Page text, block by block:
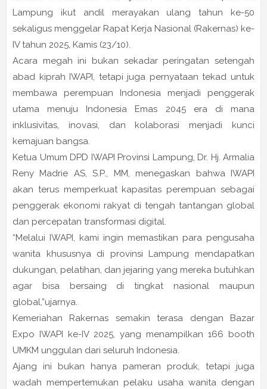
Lampung ikut andil merayakan ulang tahun ke-50
sekaligus menggelar Rapat Kerja Nasional (Rakernas) ke-
IV tahun 2025, Kamis (23/10).
Acara megah ini bukan sekadar peringatan setengah
abad kiprah IWAPI, tetapi juga pernyataan tekad untuk
membawa perempuan Indonesia menjadi penggerak
utama menuju Indonesia Emas 2045 era di mana
inklusivitas, inovasi, dan kolaborasi menjadi kunci
kemajuan bangsa.
Ketua Umum DPD IWAPI Provinsi Lampung, Dr. Hj. Armalia
Reny Madrie AS, S.P., MM, menegaskan bahwa IWAPI
akan terus memperkuat kapasitas perempuan sebagai
penggerak ekonomi rakyat di tengah tantangan global
dan percepatan transformasi digital.
“Melalui IWAPI, kami ingin memastikan para pengusaha
wanita khususnya di provinsi Lampung mendapatkan
dukungan, pelatihan, dan jejaring yang mereka butuhkan
agar bisa bersaing di tingkat nasional maupun
global,”ujarnya.
Kemeriahan Rakernas semakin terasa dengan Bazar
Expo IWAPI ke-IV 2025, yang menampilkan 166 booth
UMKM unggulan dari seluruh Indonesia.
Ajang ini bukan hanya pameran produk, tetapi juga
wadah mempertemukan pelaku usaha wanita dengan